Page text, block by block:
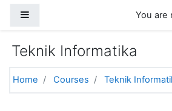
You are
Teknik Informatika
Home Courses Teknik